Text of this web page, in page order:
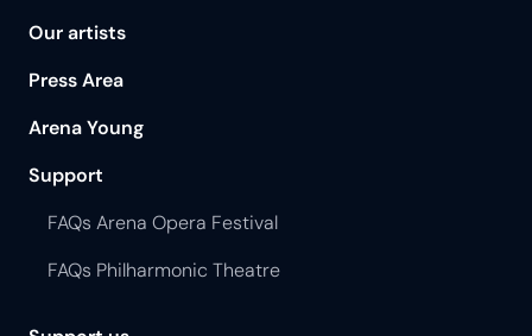
Our artists
Press Area
Arena Young
Support
FAQs Arena Opera Festival
FAQs Philharmonic Theatre